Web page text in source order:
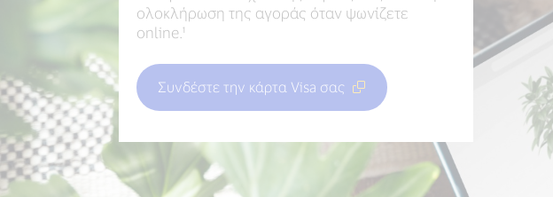
ολοκλήρωση της αγοράς όταν ψωνίζετε
online.¹
Συνδέστε την κάρτα Visa σας